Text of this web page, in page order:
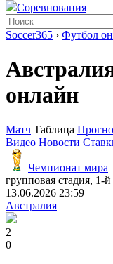
Соревнования
Soccer365 › Футбол
онлайн
Матч Таблица
Видео Новости
Чемпионат мира
групповая стадия, 1-й
13.06.2026 23:59
Австралия
2
0